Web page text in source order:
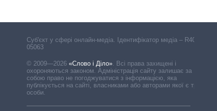
Cуб'єкт у сфері онлайн-медіа. Ідентифікатор медіа – R40-
05063
© 2009—2026 «Слово і Діло». Всі права захищені і
охороняються законом. Адміністрація сайту залишає за
собою право не погоджуватися з інформацією, яка
публікується на сайті, власниками або авторами якої є треті
особи.